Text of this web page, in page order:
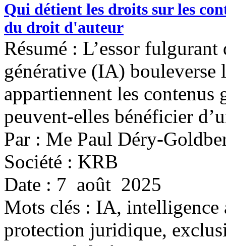
Qui détient les droits sur les
du droit d'auteur
Résumé : L’essor
générative (IA) bouleverse
appartiennent les contenus
peuvent-elles bénéficier
Par : Me Paul Déry-
Société : KRB
Date : 7 août 2025
Mots clés : IA, intelligence
protection juridique,